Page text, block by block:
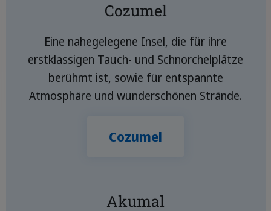
Cozumel
Eine nahegelegene Insel, die für ihre
erstklassigen Tauch- und Schnorchelplätze
berühmt ist, sowie für entspannte
Atmosphäre und wunderschönen Strände.
Cozumel
Akumal